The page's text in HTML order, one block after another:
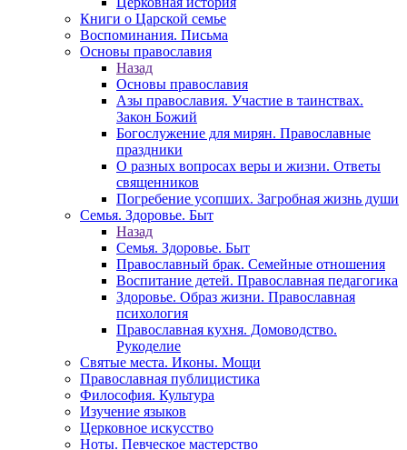
Книги о Царской семье
Воспоминания. Письма
Основы православия
Назад
Основы православия
Азы православия. Участие в таинствах.
Закон Божий
Богослужение для мирян. Православные
праздники
О разных вопросах веры и жизни. Ответы
священников
Погребение усопших. Загробная жизнь души
Семья. Здоровье. Быт
Назад
Семья. Здоровье. Быт
Православный брак. Семейные отношения
Воспитание детей. Православная педагогика
Здоровье. Образ жизни. Православная
психология
Православная кухня. Домоводство.
Рукоделие
Святые места. Иконы. Мощи
Православная публицистика
Философия. Культура
Изучение языков
Церковное искусство
Ноты. Певческое мастерство